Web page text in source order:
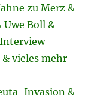
zu Merz &
Uwe Boll &
vieles mehr
Invasion &